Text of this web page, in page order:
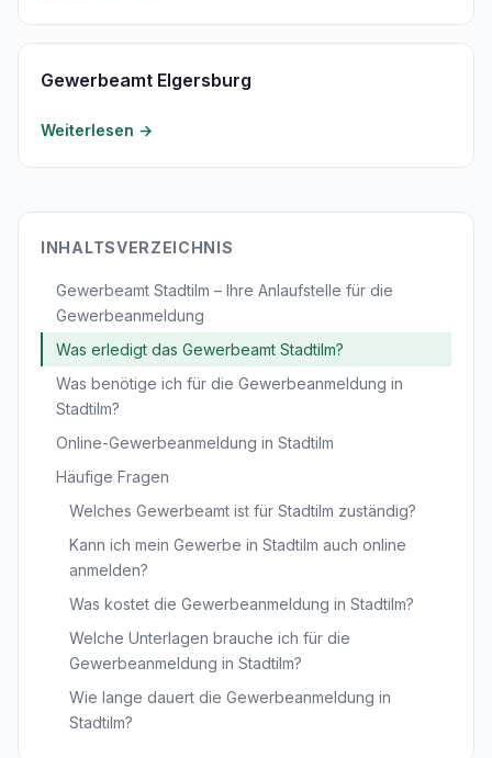
Gewerbeamt Elgersburg
Weiterlesen →
INHALTSVERZEICHNIS
Gewerbeamt Stadtilm – Ihre Anlaufstelle für die
Gewerbeanmeldung
Was erledigt das Gewerbeamt Stadtilm?
Was benötige ich für die Gewerbeanmeldung in
Stadtilm?
Online-Gewerbeanmeldung in Stadtilm
Häufige Fragen
Welches Gewerbeamt ist für Stadtilm zuständig?
Kann ich mein Gewerbe in Stadtilm auch online
anmelden?
Was kostet die Gewerbeanmeldung in Stadtilm?
Welche Unterlagen brauche ich für die
Gewerbeanmeldung in Stadtilm?
Wie lange dauert die Gewerbeanmeldung in
Stadtilm?